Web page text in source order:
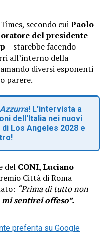
secondo cuiPaolo
del presidente
– starebbe facendo
all’interno della
diversi esponenti
parere.
Azzurra! L'intervista a
dell'Italia nei nuovi
Los Angeles 2028 e
del CONI, Luciano
Città di Roma
“Prima di tutto non
mi sentirei offeso”.
preferita su Google